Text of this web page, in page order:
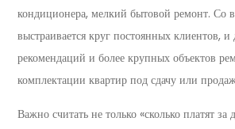
кондиционера, мелкий бытовой ремонт. Со
выстраивается круг постоянных клиентов, и
рекомендаций и более крупных объектов
комплектации квартир под сдачу или
Важно считать не только «сколько платят